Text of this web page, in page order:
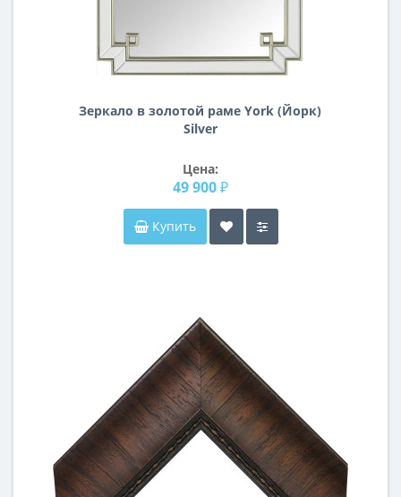
Зеркало в золотой раме York (Йорк)
Silver
Цена:
49 900 ₽
Купить